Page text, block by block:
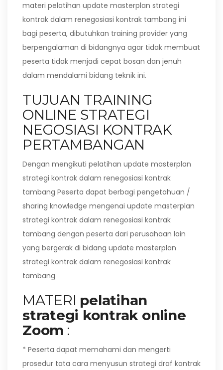
materi pelatihan update masterplan strategi
kontrak dalam renegosiasi kontrak tambang ini
bagi peserta, dibutuhkan training provider yang
berpengalaman di bidangnya agar tidak membuat
peserta tidak menjadi cepat bosan dan jenuh
dalam mendalami bidang teknik ini.
TUJUAN TRAINING
ONLINE STRATEGI
NEGOSIASI KONTRAK
PERTAMBANGAN
Dengan mengikuti pelatihan update masterplan
strategi kontrak dalam renegosiasi kontrak
tambang Peserta dapat berbagi pengetahuan /
sharing knowledge mengenai update masterplan
strategi kontrak dalam renegosiasi kontrak
tambang dengan peserta dari perusahaan lain
yang bergerak di bidang update masterplan
strategi kontrak dalam renegosiasi kontrak
tambang
MATERI pelatihan
strategi kontrak online
Zoom :
* Peserta dapat memahami dan mengerti
prosedur tata cara menyusun strategi draf kontrak